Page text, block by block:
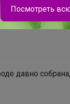
давно
Посмотреть